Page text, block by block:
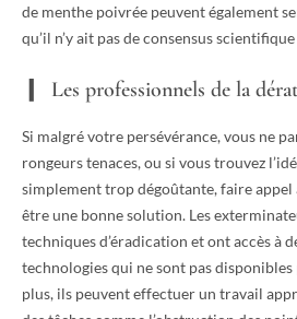
de menthe poivrée peuvent également
qu’il n’y ait pas de consensus
Les professionnels de la
Si malgré votre persévérance, vous ne
rongeurs tenaces, ou si vous trouvez
simplement trop dégoûtante, faire
être une bonne solution. Les
techniques d’éradication et ont accès à
technologies qui ne sont pas
plus, ils peuvent effectuer un travail